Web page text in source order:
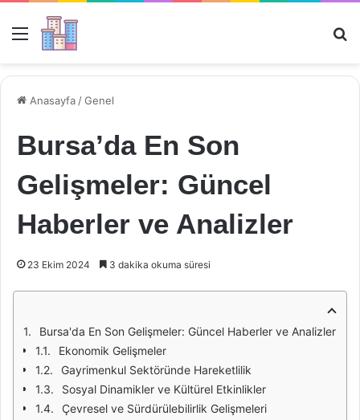
Menü
Anasayfa /Genel
Bursa’da En Son
Gelişmeler: Güncel
Haberler ve Analizler
23 Ekim 2024 3 dakika okuma süresi
Bursa'da En Son Gelişmeler: Güncel Haberler ve Analizler
Ekonomik Gelişmeler
Gayrimenkul Sektöründe Hareketlilik
Sosyal Dinamikler ve Kültürel Etkinlikler
Çevresel ve Sürdürülebilirlik Gelişmeleri